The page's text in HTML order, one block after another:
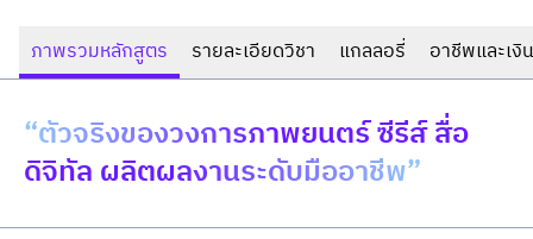
ภาพรวมหลักสูตร รายละเอียดวิชา แกลลอรี่ อาชีพและเงิ
“ตัวจริงของวงการภาพยนตร์ ซีรีส์ สื่อ
ดิจิทัล ผลิตผลงานระดับมืออาชีพ”